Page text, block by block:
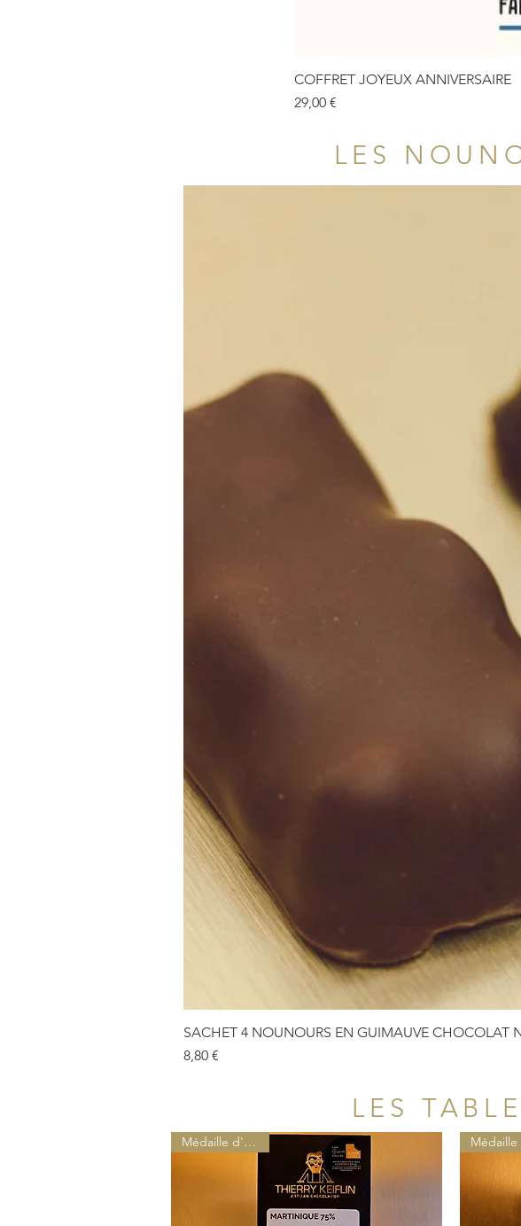
COFFRET JOYEUX ANNIVERSAIRE
Prix
29,00 €
LES
SACHET 4 NOUNOURS EN GUIMAUVE CHOCOLAT
Prix
8,80 €
LES
Médaille d'or 2025